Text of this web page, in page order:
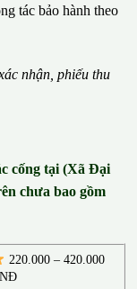
tác bảo hành theo
ác nhận, phiếu thu
cống tại (Xã Đại
chưa bao gồm
220.000 – 420.000